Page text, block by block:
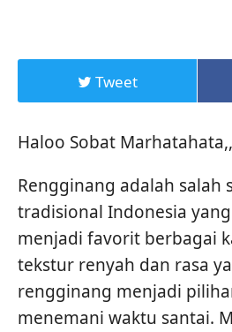
Tweet
Haloo Sobat
Rengginang adalah salah
tradisional Indonesia
menjadi favorit berbagai
tekstur renyah dan rasa
rengginang menjadi
menemani waktu santai.